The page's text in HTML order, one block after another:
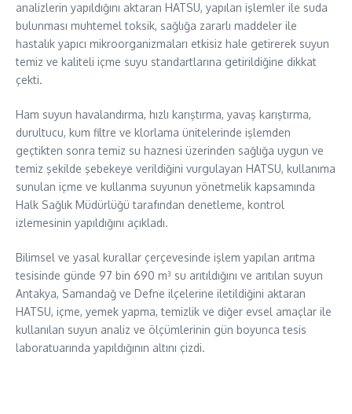
analizlerin yapıldığını aktaran HATSU, yapılan işlemler ile suda
bulunması muhtemel toksik, sağlığa zararlı maddeler ile
hastalık yapıcı mikroorganizmaları etkisiz hale getirerek suyun
temiz ve kaliteli içme suyu standartlarına getirildiğine dikkat
çekti.
Ham suyun havalandırma, hızlı karıştırma, yavaş karıştırma,
durultucu, kum filtre ve klorlama ünitelerinde işlemden
geçtikten sonra temiz su haznesi üzerinden sağlığa uygun ve
temiz şekilde şebekeye verildiğini vurgulayan HATSU, kullanıma
sunulan içme ve kullanma suyunun yönetmelik kapsamında
Halk Sağlık Müdürlüğü tarafından denetleme, kontrol
izlemesinin yapıldığını açıkladı.
Bilimsel ve yasal kurallar çerçevesinde işlem yapılan arıtma
tesisinde günde 97 bin 690 m³ su arıtıldığını ve arıtılan suyun
Antakya, Samandağ ve Defne ilçelerine iletildiğini aktaran
HATSU, içme, yemek yapma, temizlik ve diğer evsel amaçlar ile
kullanılan suyun analiz ve ölçümlerinin gün boyunca tesis
laboratuarında yapıldığının altını çizdi.